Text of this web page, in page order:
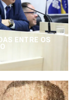
ENTRE OS